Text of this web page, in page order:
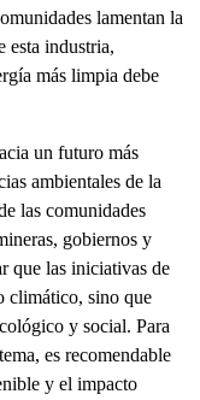
lamentan la
esta industria,
más limpia debe
un futuro más
ambientales de la
las comunidades
gobiernos y
que las iniciativas de
climático, sino que
y social. Para
es recomendable
y el impacto